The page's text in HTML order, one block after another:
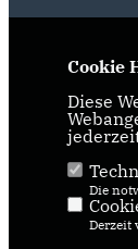
Cookie
Diese
Die
Derzeit